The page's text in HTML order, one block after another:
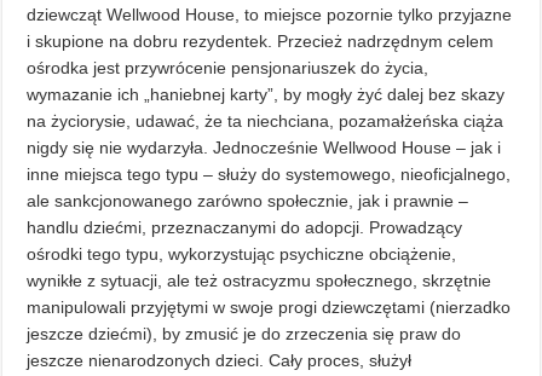
dziewcząt Wellwood House, to miejsce pozornie tylko przyjazne
i skupione na dobru rezydentek. Przecież nadrzędnym celem
ośrodka jest przywrócenie pensjonariuszek do życia,
wymazanie ich „haniebnej karty”, by mogły żyć dalej bez skazy
na życiorysie, udawać, że ta niechciana, pozamałżeńska ciąża
nigdy się nie wydarzyła. Jednocześnie Wellwood House – jak i
inne miejsca tego typu – służy do systemowego, nieoficjalnego,
ale sankcjonowanego zarówno społecznie, jak i prawnie –
handlu dziećmi, przeznaczanymi do adopcji. Prowadzący
ośrodki tego typu, wykorzystując psychiczne obciążenie,
wynikłe z sytuacji, ale też ostracyzmu społecznego, skrzętnie
manipulowali przyjętymi w swoje progi dziewczętami (nierzadko
jeszcze dziećmi), by zmusić je do zrzeczenia się praw do
jeszcze nienarodzonych dzieci. Cały proces, służył